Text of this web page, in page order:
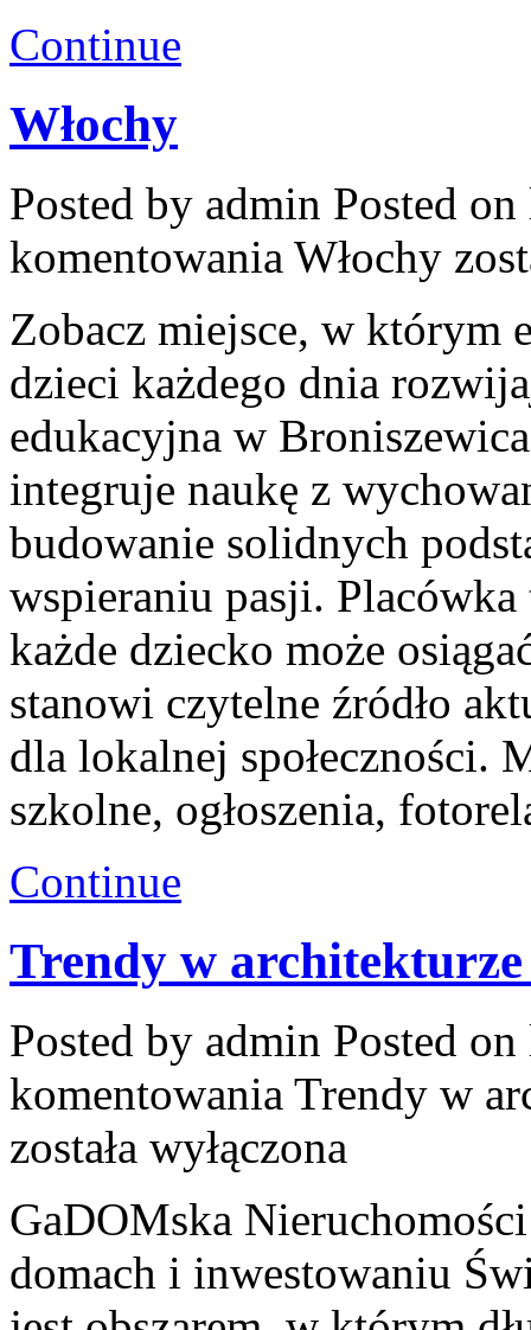
Continue
Włochy
Posted by admin Posted
komentowania Włochy
Zobacz miejsce, w którym
dzieci każdego dnia
edukacyjna w
integruje naukę z
budowanie solidnych
wspieraniu pasji.
każde dziecko może
stanowi czytelne źródło
dla lokalnej społeczności.
szkolne, ogłoszenia,
Continue
Trendy w
Posted by admin Posted
komentowania Trendy w
została wyłączona
GaDOMska
domach i inwestowaniu